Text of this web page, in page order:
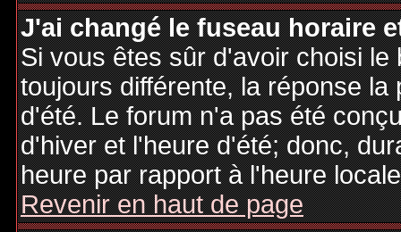
J'ai changé le fuseau horaire
Si vous êtes sûr d'avoir choisi
toujours différente, la réponse
d'été. Le forum n'a pas été
d'hiver et l'heure d'été; donc,
heure par rapport à l'heure
Revenir en haut de page